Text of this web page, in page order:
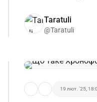
Taratuli
@Taratuli
19 лют. '25,